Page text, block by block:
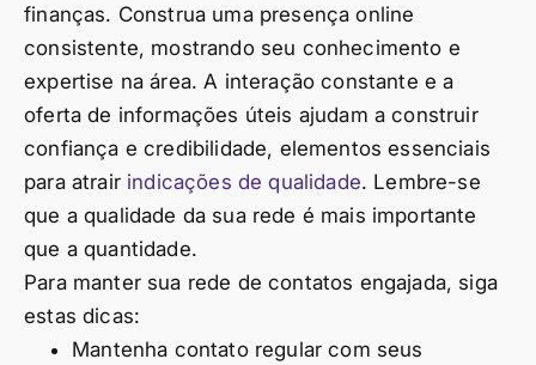
finanças. Construa uma presença online
consistente, mostrando seu conhecimento e
expertise na área. A interação constante e a
oferta de informações úteis ajudam a construir
confiança e credibilidade, elementos essenciais
para atrair indicações de qualidade. Lembre-se
que a qualidade da sua rede é mais importante
que a quantidade.
Para manter sua rede de contatos engajada, siga
estas dicas:
Mantenha contato regular com seus